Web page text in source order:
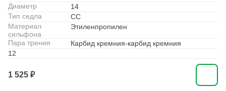
Диаметр
14
Тип седла
СС
Материал
сильфона
Этиленпропилен
Пара трения
Карбид кремния-карбид кремния
12
1 525 ₽